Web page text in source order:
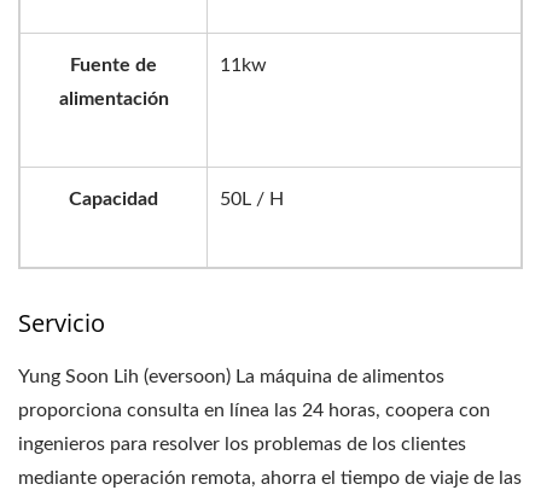
Fuente de
alimentación
11kw
Capacidad 50L / H
Servicio
Yung Soon Lih (eversoon) La máquina de alimentos
proporciona consulta en línea las 24 horas, coopera con
ingenieros para resolver los problemas de los clientes
mediante operación remota, ahorra el tiempo de viaje de las